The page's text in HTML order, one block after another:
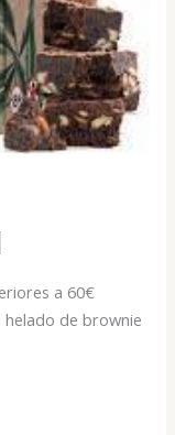
a 60€
helado de brownie